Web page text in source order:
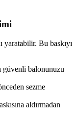
yaratabilir. Bu baskıyı
güvenli balonunuzu
sezme
aldırmadan